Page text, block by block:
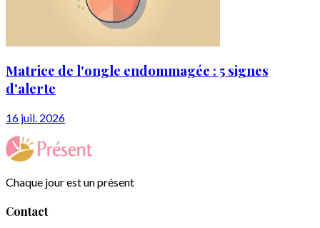
Matrice de l'ongle endommagée : 5 signes
d'alerte
16 juil. 2026
Chaque jour est un présent
Contact